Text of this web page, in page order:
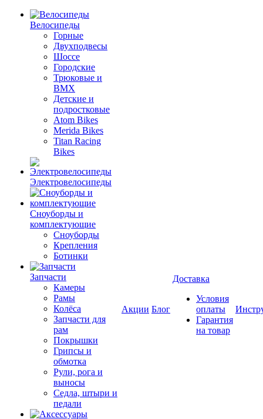
Велосипеды
Горные
Двухподвесы
Шоссе
Городские
Трюковые и
BMX
Детские и
подростковые
Atom Bikes
Merida Bikes
Titan Racing
Bikes
Электровелосипеды
Cноуборды и
комплектующие
Сноуборды
Крепления
Ботинки
Запчасти
Камеры
Рамы
Колёса
Запчасти для
рам
Покрышки
Грипсы и
обмотка
Рули, рога и
выносы
Седла, штыри и
педали
Акции Блог
Доставка
Условия
оплаты
Гарантия
на товар